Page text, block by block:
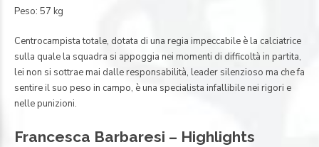
Peso: 57 kg
Centrocampista totale, dotata di una regia impeccabile è la calciatrice
sulla quale la squadra si appoggia nei momenti di difficoltà in partita,
lei non si sottrae mai dalle responsabilità, leader silenzioso ma che fa
sentire il suo peso in campo, è una specialista infallibile nei rigori e
nelle punizioni.
Francesca Barbaresi – Highlights